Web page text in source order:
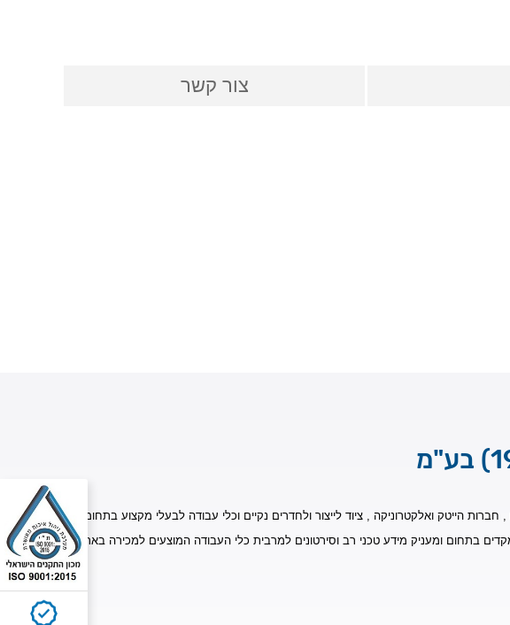
צור קשר
הייטק ואלקטרוניקה , ציוד לייצור ולחדרים נקיים וכלי עבודה לבעלי מקצוע בתחומים
בתחום ומעניק מידע טכני רב וסירטונים למרבית כלי העבודה המוצעים למכירה באתר.